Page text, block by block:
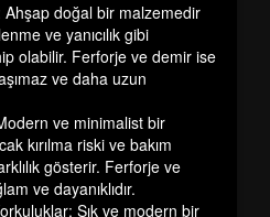
Ahşap doğal bir malzemedir
ve yanıcılık gibi
olabilir. Ferforje ve demir ise
ve daha uzun
ve minimalist bir
kırılma riski ve bakım
gösterir. Ferforje ve
ve dayanıklıdır.
Şık ve modern bir